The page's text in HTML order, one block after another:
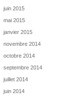
juin 2015
mai 2015
janvier 2015
novembre 2014
octobre 2014
septembre 2014
juillet 2014
juin 2014